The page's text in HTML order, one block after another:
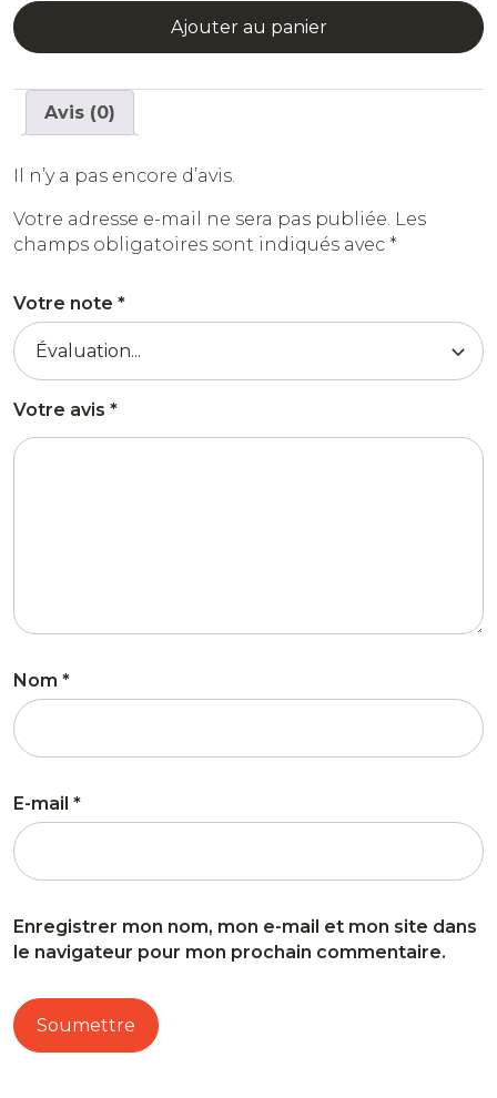
Coco
Ajouter au panier
Avis (0)
Il n’y a pas encore d’avis.
Votre adresse e-mail ne sera pas publiée. Les
champs obligatoires sont indiqués avec *
Votre note *
Votre avis *
Nom *
E-mail *
Enregistrer mon nom, mon e-mail et mon site dans
le navigateur pour mon prochain commentaire.